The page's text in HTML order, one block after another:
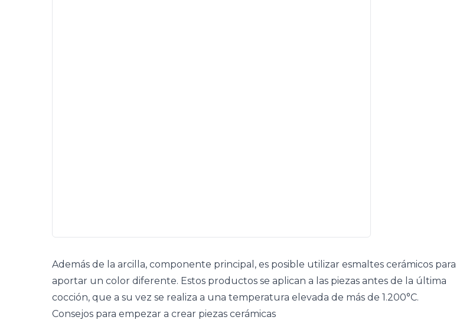
Además de la arcilla, componente principal, es posible utilizar esmaltes cerámicos para
aportar un color diferente. Estos productos se aplican a las piezas antes de la última
cocción, que a su vez se realiza a una temperatura elevada de más de 1.200°C.
Consejos para empezar a crear piezas cerámicas